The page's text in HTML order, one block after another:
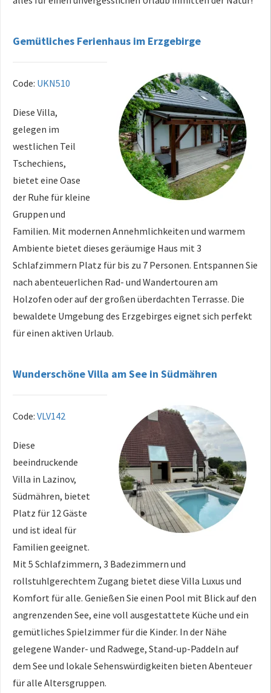
Gemütliches Ferienhaus im Erzgebirge
Code: UKN510
Diese Villa,
gelegen im
westlichen Teil
Tschechiens,
bietet eine Oase
der Ruhe für kleine
Gruppen und
Familien. Mit modernen Annehmlichkeiten und warmem
Ambiente bietet dieses geräumige Haus mit 3
Schlafzimmern Platz für bis zu 7 Personen. Entspannen Sie
nach abenteuerlichen Rad- und Wandertouren am
Holzofen oder auf der großen überdachten Terrasse. Die
bewaldete Umgebung des Erzgebirges eignet sich perfekt
für einen aktiven Urlaub.
Wunderschöne Villa am See in Südmähren
Code: VLV142
Diese
beeindruckende
Villa in Lazinov,
Südmähren, bietet
Platz für 12 Gäste
und ist ideal für
Familien geeignet.
Mit 5 Schlafzimmern, 3 Badezimmern und
rollstuhlgerechtem Zugang bietet diese Villa Luxus und
Komfort für alle. Genießen Sie einen Pool mit Blick auf den
angrenzenden See, eine voll ausgestattete Küche und ein
gemütliches Spielzimmer für die Kinder. In der Nähe
gelegene Wander- und Radwege, Stand-up-Paddeln auf
dem See und lokale Sehenswürdigkeiten bieten Abenteuer
für alle Altersgruppen.